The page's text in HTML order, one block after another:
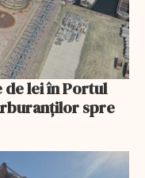
de lei în Portul
spre